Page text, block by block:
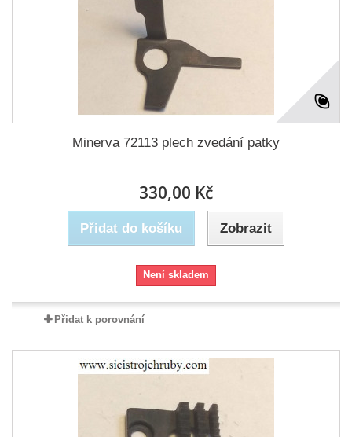
Minerva 72113 plech zvedání patky
330,00 Kč
Přidat do košíku Zobrazit
Není skladem
Přidat k porovnání